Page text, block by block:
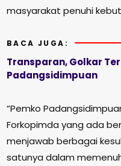
masyarakat penuhi
BACA JUGA:
Transparan, Golkar
Padangsidimpuan
“Pemko
Forkopimda yang ada
menjawab berbagai
satunya dalam